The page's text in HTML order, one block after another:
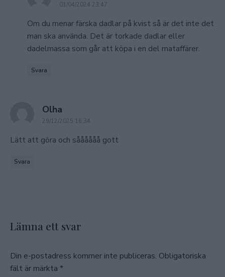
01/04/2024 23:47
Om du menar färska dadlar på kvist så är det inte det
man ska använda. Det är torkade dadlar eller
dadelmassa som går att köpa i en del mataffärer.
Svara
Olha
29/12/2025 16:34
Lätt att göra och såååååå gott
Svara
Lämna ett svar
Din e-postadress kommer inte publiceras. Obligatoriska
fält är märkta *